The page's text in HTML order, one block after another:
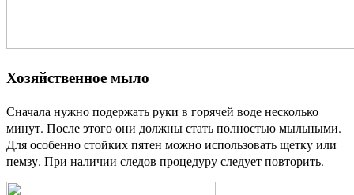
Хозяйственное мыло
Сначала нужно подержать руки в горячей воде несколько
минут. После этого они должны стать полностью мыльными.
Для особенно стойких пятен можно использовать щетку или
пемзу. При наличии следов процедуру следует повторить.